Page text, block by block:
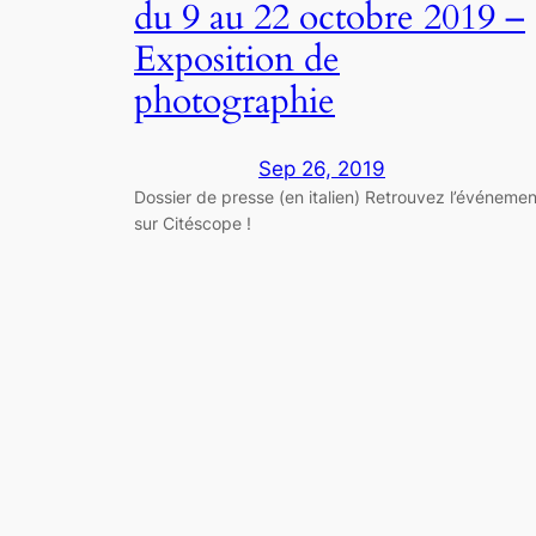
du 9 au 22 octobre 2019 –
Exposition de
photographie
Sep 26, 2019
Dossier de presse (en italien) Retrouvez
sur Citéscope !